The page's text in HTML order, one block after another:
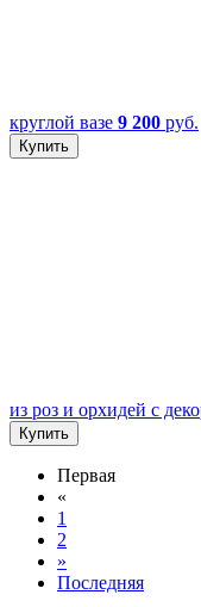
круглой вазе 9 200 руб.
Купить
из роз и орхидей с
Купить
Первая
«
1
2
»
Последняя